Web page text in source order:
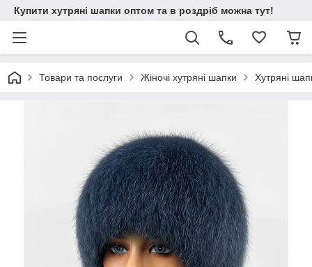
Купити хутряні шапки оптом та в роздріб можна тут!
Товари та послуги Жіночі хутряні шапки Хутряні